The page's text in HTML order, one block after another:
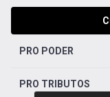
PRO PODER
PRO TRIBUTOS